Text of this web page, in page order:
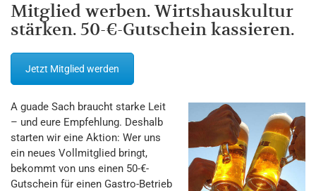
Mitglied werben. Wirtshauskultur
stärken. 50-€-Gutschein kassieren.
Jetzt Mitglied werden
A guade Sach braucht starke Leit
– und eure Empfehlung. Deshalb
starten wir eine Aktion: Wer uns
ein neues Vollmitglied bringt,
bekommt von uns einen 50-€-
Gutschein für einen Gastro-Betrieb